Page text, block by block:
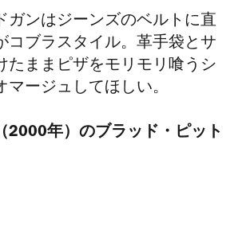
ガンはジーンズのベルトに直
コブラスタイル。革手袋とサ
たままピザをモリモリ喰うシ
マージュしてほしい。
2000年）のブラッド・ピット